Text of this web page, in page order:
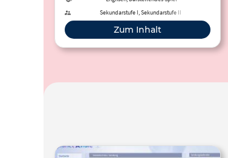
Sekundarstufe I, Sekundarstufe II
Zum Inhalt